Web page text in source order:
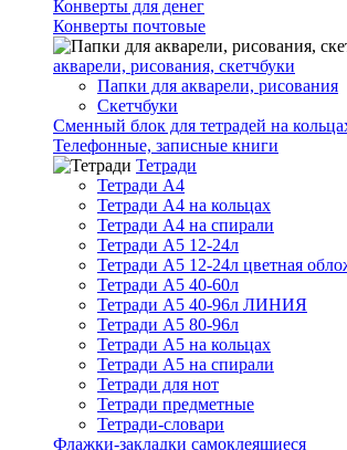
Конверты для денег
Конверты почтовые
акварели, рисования, скетчбуки
Папки для акварели, рисования
Скетчбуки
Сменный блок для тетрадей на
Телефонные, записные книги
Тетради
Тетради А4
Тетради А4 на кольцах
Тетради А4 на спирали
Тетради А5 12-24л
Тетради А5 12-24л цветная
Тетради А5 40-60л
Тетради А5 40-96л ЛИНИЯ
Тетради А5 80-96л
Тетради А5 на кольцах
Тетради А5 на спирали
Тетради для нот
Тетради предметные
Тетради-словари
Флажки-закладки самоклеящиеся